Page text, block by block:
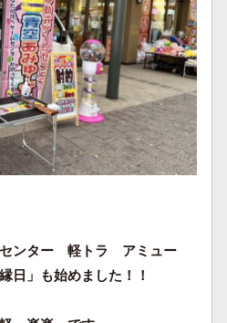
センター 軽トラ アミュー
日」も始めました！！